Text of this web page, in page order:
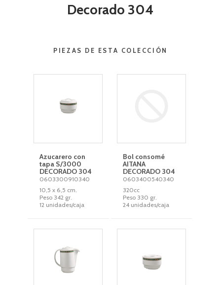
Decorado 304
PIEZAS DE ESTA COLECCIÓN
Azucarero con
tapa S/3000
DECORADO 304
0603300910340
10,5 x 6,5 cm.
Peso 342 gr.
12 unidades/caja
Bol consomé
AITANA
DECORADO 304
0603400540340
320cc
Peso 330 gr.
24 unidades/caja